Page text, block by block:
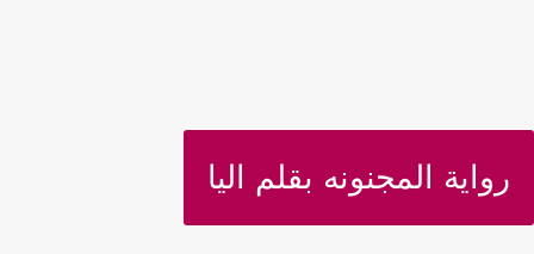
رواية المجنونه بقلم اليا